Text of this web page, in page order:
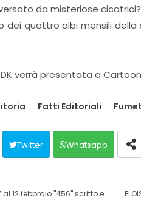
da misteriose
dei quattro albi mensili
verrà presentata a
Fatti Editoriali
Twitter Whatsapp
12 febbraio "456" scritto e